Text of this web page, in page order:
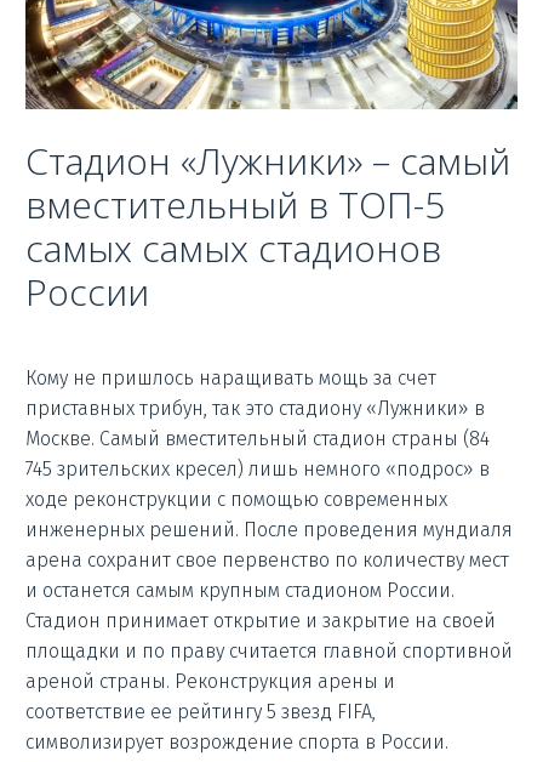
Стадион «Лужники» – самый
вместительный в ТОП-5
самых самых стадионов
России
Кому не пришлось наращивать мощь за счет
приставных трибун, так это стадиону «Лужники» в
Москве. Самый вместительный стадион страны (84
745 зрительских кресел) лишь немного «подрос» в
ходе реконструкции с помощью современных
инженерных решений. После проведения мундиаля
арена сохранит свое первенство по количеству мест
и останется самым крупным стадионом России.
Стадион принимает открытие и закрытие на своей
площадки и по праву считается главной спортивной
ареной страны. Реконструкция арены и
соответствие ее рейтингу 5 звезд FIFA,
символизирует возрождение спорта в России.